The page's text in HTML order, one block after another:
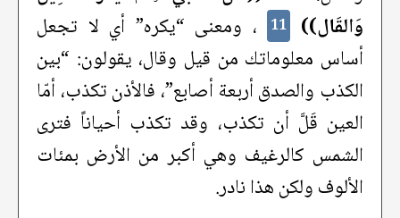
وَالقَال))
11
، ومعنى “يكره” أي لا تجعل
أساس معلوماتك من قيل وقال، يقولون: “بين
الكذب والصدق أربعة أصابع”، فالأذن تكذب، أمّا
العين قَلَّ أن تكذب، وقد تكذب أحياناً فترى
الشمس كالرغيف وهي أكبر من الأرض بمئات
الألوف ولكن هذا نادر.